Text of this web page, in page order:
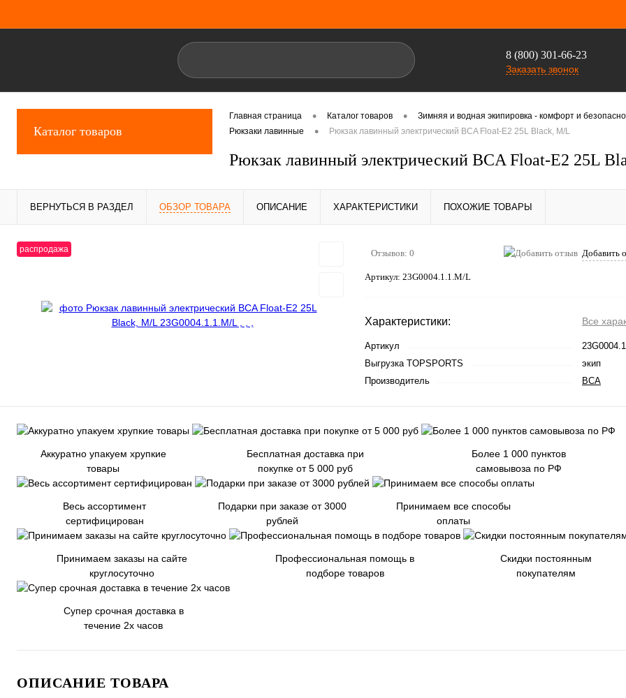
8 (800) 301-66-23
Заказать звонок
Каталог товаров
Главная страница • Каталог товаров •
Зимняя и водная экипировка - комфорт и
Рюкзаки лавинные
• Рюкзак лавинный электрический BCA Float-E2 25L Black, M/L
Рюкзак лавинный электрический BCA Float-E2 25L
ВЕРНУТЬСЯ В РАЗДЕЛ ОБЗОР ТОВАРА ОПИСАНИЕ ХАРАКТЕРИСТИКИ ПОХОЖИЕ ТОВАРЫ
распродажа Отзывов: 0 Добавить
Артикул: 23G0004.1.1.M/L
Характеристики: Все
Артикул
Выгрузка TOPSPORTS
экип
Производитель
BCA
Аккуратно упакуем хрупкие
товары
Бесплатная доставка при
покупке от 5 000 руб
Более 1 000 пунктов
самовывоза по РФ
Весь ассортимент
сертифицирован
Подарки при заказе от 3000
рублей
Принимаем все способы
оплаты
Принимаем заказы на сайте
круглосуточно
Профессиональная помощь в
подборе товаров
Скидки постоянным
покупателям
Супер срочная доставка в
течение 2х часов
ОПИСАНИЕ ТОВАРА